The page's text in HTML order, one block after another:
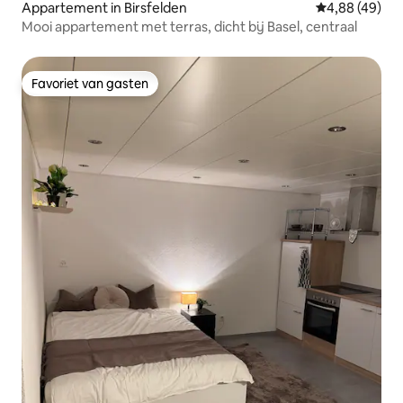
Appartement in Birsfelden Gemiddelde
4,88 (49)
Mooi appartement met terras, dicht bij Basel, centraal
Favoriet van gasten
Favoriet van gasten